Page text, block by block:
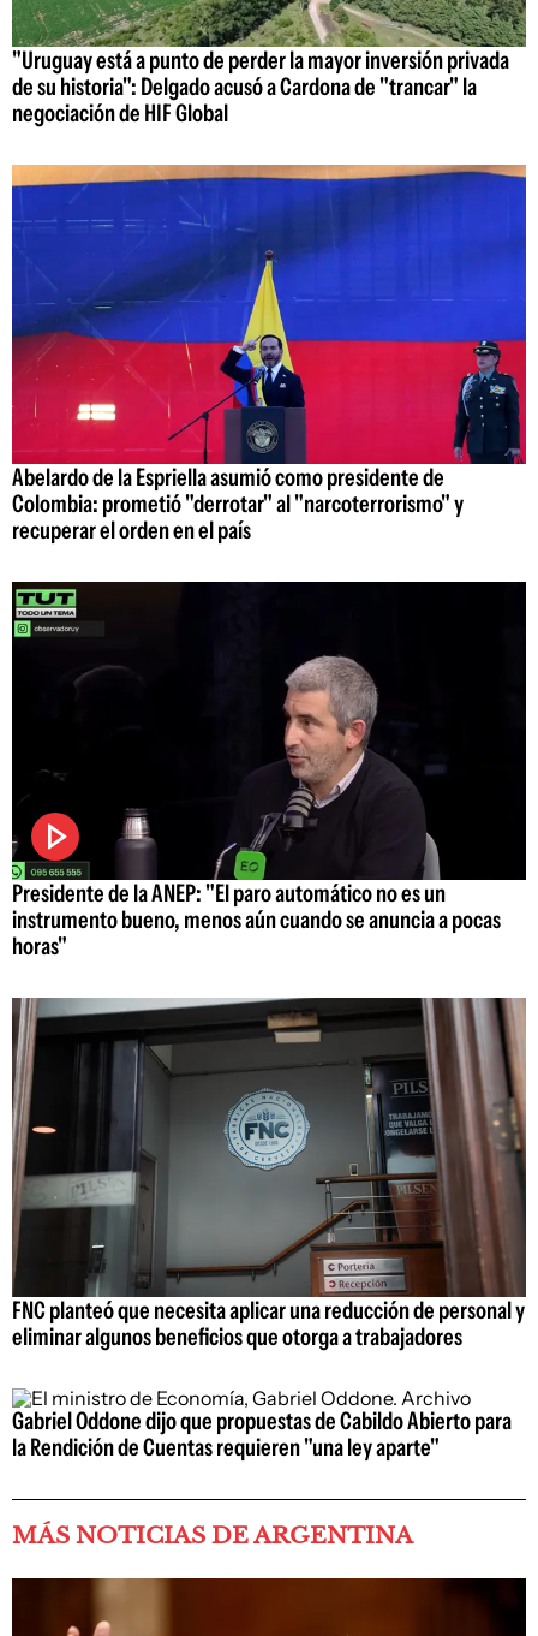
"Uruguay está a punto de perder la mayor inversión privada
de su historia": Delgado acusó a Cardona de "trancar" la
negociación de HIF Global
Abelardo de la Espriella asumió como presidente de
Colombia: prometió "derrotar" al "narcoterrorismo" y
recuperar el orden en el país
Presidente de la ANEP: "El paro automático no es un
instrumento bueno, menos aún cuando se anuncia a pocas
horas"
FNC planteó que necesita aplicar una reducción de personal y
eliminar algunos beneficios que otorga a trabajadores
Gabriel Oddone dijo que propuestas de Cabildo Abierto para
la Rendición de Cuentas requieren "una ley aparte"
MÁS NOTICIAS DE ARGENTINA